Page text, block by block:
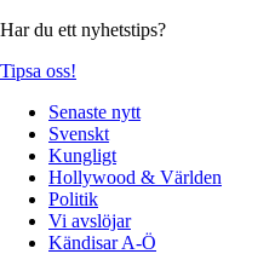
Har du ett nyhetstips?
Tipsa oss!
Senaste nytt
Svenskt
Kungligt
Hollywood & Världen
Politik
Vi avslöjar
Kändisar A-Ö